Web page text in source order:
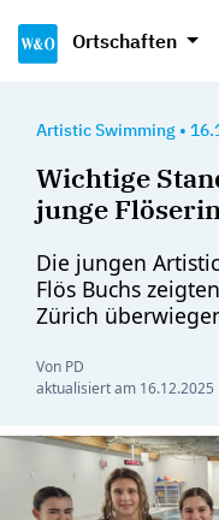
Ortschaften
Artistic Swimming •
Wichtige
junge
Die jungen
Flös Buchs
Zürich
Von PD
aktualisiert am 16.12.2025